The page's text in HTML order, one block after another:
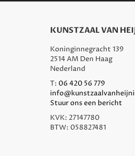
KUNSTZAAL VAN
Koninginnegracht 139
2514 AM Den Haag
Nederland
T: 06 420 56 779
Stuur ons een bericht
KVK: 27147780
BTW: 058827481